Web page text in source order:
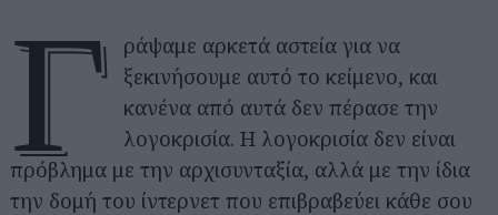
Γ
ράψαμε αρκετά αστεία για να
ξεκινήσουμε αυτό το κείμενο, και
κανένα από αυτά δεν πέρασε την
λογοκρισία. Η λογοκρισία δεν είναι
πρόβλημα με την αρχισυνταξία, αλλά με την ίδια
την δομή του ίντερνετ που επιβραβεύει κάθε σου